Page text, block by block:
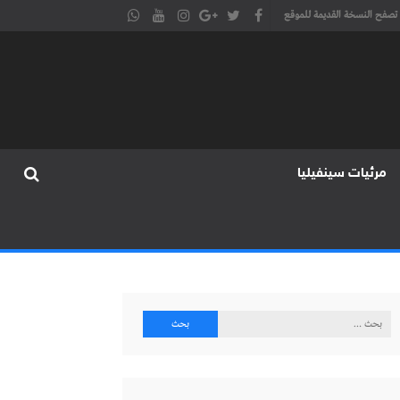
تصفح النسخة القديمة للموقع
مرئيات سينفيليا
البحث